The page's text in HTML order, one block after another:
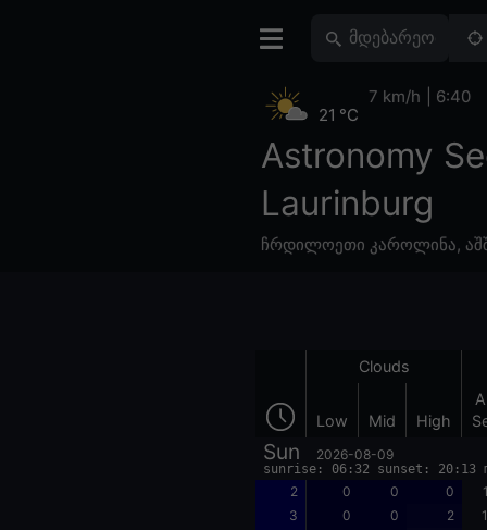
Astronomy
Laurinburg
ჩრდილოეთი კაროლინა,
21 °C
7 km/h 6:40
Clouds
Low Mid High
Sun 2026-08-09
sunrise: 06:32 sunset: 20:13
2 0 0 0
3
0 0 2